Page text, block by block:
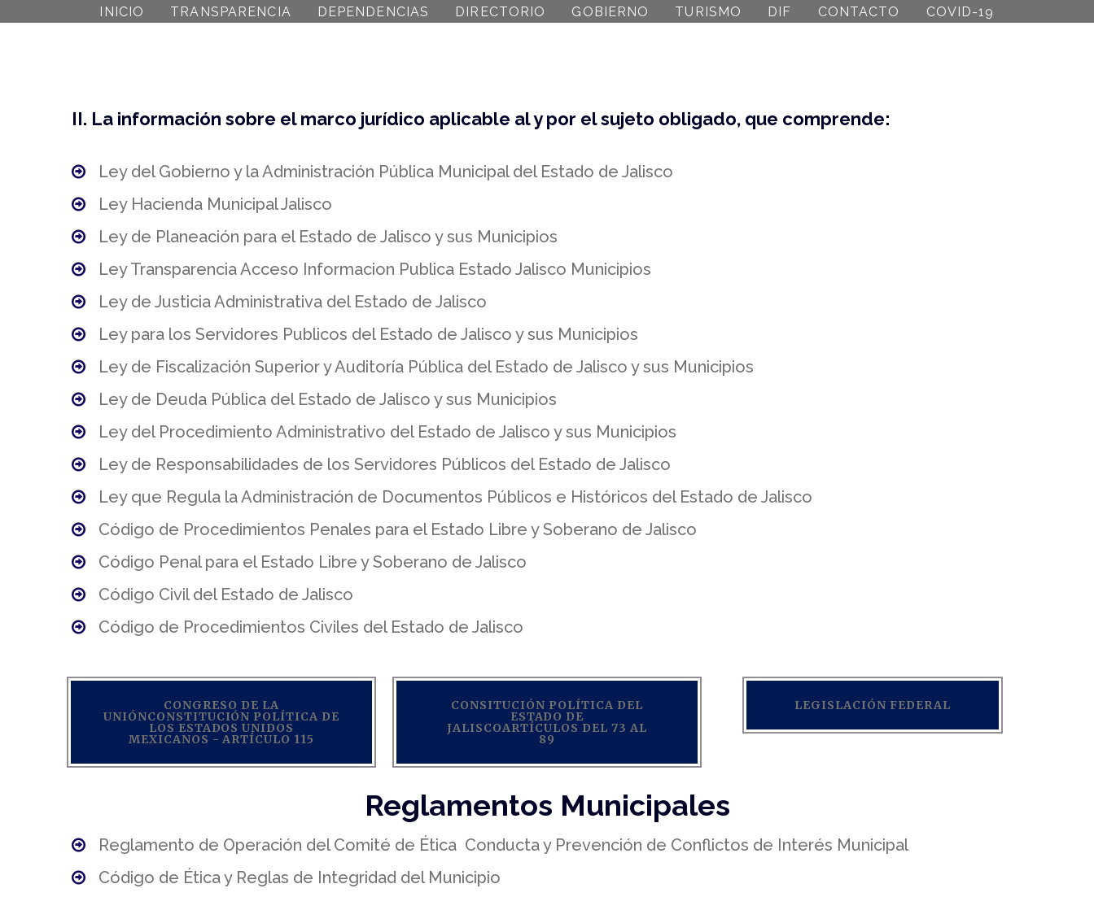
INICIO TRANSPARENCIA DEPENDENCIAS DIRECTORIO GOBIERNO TURISMO DIF CONTACTO COVID-19
II. La información sobre el marco jurídico aplicable al y por el sujeto obligado, que comprende:
Ley del Gobierno y la Administración Pública Municipal del Estado de Jalisco
Ley Hacienda Municipal Jalisco
Ley de Planeación para el Estado de Jalisco y sus Municipios
Ley Transparencia Acceso Informacion Publica Estado Jalisco Municipios
Ley de Justicia Administrativa del Estado de Jalisco
Ley para los Servidores Publicos del Estado de Jalisco y sus Municipios
Ley de Fiscalización Superior y Auditoría Pública del Estado de Jalisco y sus Municipios
Ley de Deuda Pública del Estado de Jalisco y sus Municipios
Ley del Procedimiento Administrativo del Estado de Jalisco y sus Municipios
Ley de Responsabilidades de los Servidores Públicos del Estado de Jalisco
Ley que Regula la Administración de Documentos Públicos e Históricos del Estado de Jalisco
Código de Procedimientos Penales para el Estado Libre y Soberano de Jalisco
Código Penal para el Estado Libre y Soberano de Jalisco
Código Civil del Estado de Jalisco
Código de Procedimientos Civiles del Estado de Jalisco
CONGRESO DE LA
UNIÓNCONSTITUCIÓN POLÍTICA DE
LOS ESTADOS UNIDOS
MEXICANOS - ARTÍCULO 115
CONSITUCIÓN POLÍTICA DEL
ESTADO DE
JALISCOARTÍCULOS DEL 73 AL
89
LEGISLACIÓN FEDERAL
Reglamentos Municipales
Reglamento de Operación del Comité de Ética Conducta y Prevención de Conflictos de Interés Municipal
Código de Ética y Reglas de Integridad del Municipio